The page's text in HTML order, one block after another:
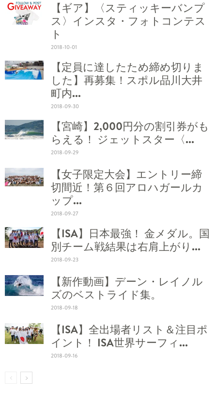
【ギア】〈スティッキーバンプ
ス〉インスタ・フォトコンテス
ト
2018-10-01
【定員に達したため締め切りま
した】再募集！スポル品川大井
町内...
2018-09-30
【宮崎】2,000円分の割引券がも
らえる！ ジェットスター〈...
2018-09-29
【女子限定大会】エントリー締
切間近！第６回アロハガールカ
ップ...
2018-09-27
【ISA】日本最強！ 金メダル。国
別チーム戦結果は右肩上がり...
2018-09-23
【新作動画】デーン・レイノル
ズのベストライド集。
2018-09-18
【ISA】全出場者リスト＆注目ポ
イント！ ISA世界サーフィ...
2018-09-16